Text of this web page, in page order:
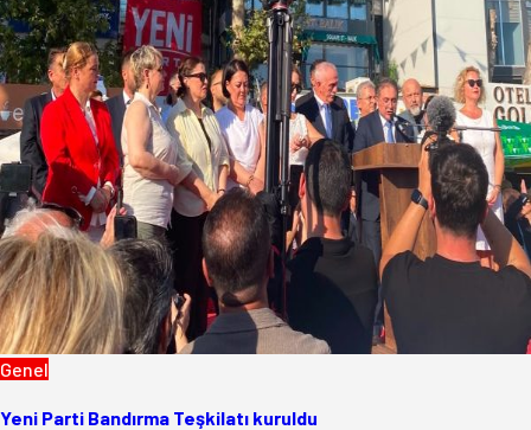
Genel
Yeni Parti Bandırma Teşkilatı kuruldu